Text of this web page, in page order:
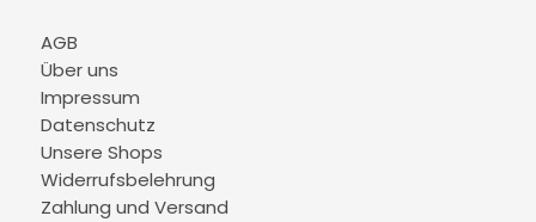
AGB
Über uns
Impressum
Datenschutz
Unsere Shops
Widerrufsbelehrung
Zahlung und Versand